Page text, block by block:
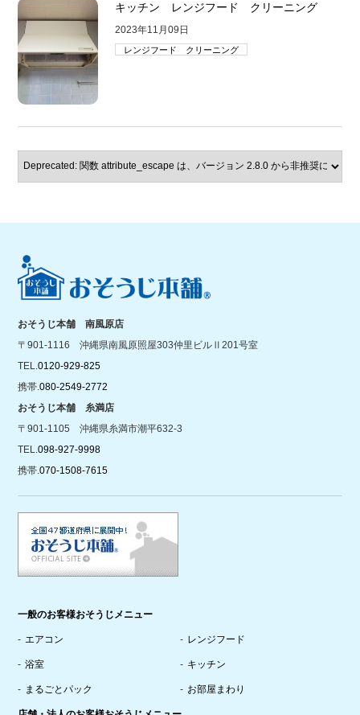
キッチン レンジフード クリーニング
2023年11月09日
レンジフード クリーニング
おそうじ本舗 南風原店
〒901-1116 沖縄県南風原照屋303仲里ビルⅡ201号室
TEL.0120-929-825
携帯.080-2549-2772
おそうじ本舗 糸満店
〒901-1105 沖縄県糸満市潮平632-3
TEL.098-927-9998
携帯.070-1508-7615
一般のお客様おそうじメニュー
エアコン レンジフード
浴室 キッチン
まるごとパック お部屋まわり